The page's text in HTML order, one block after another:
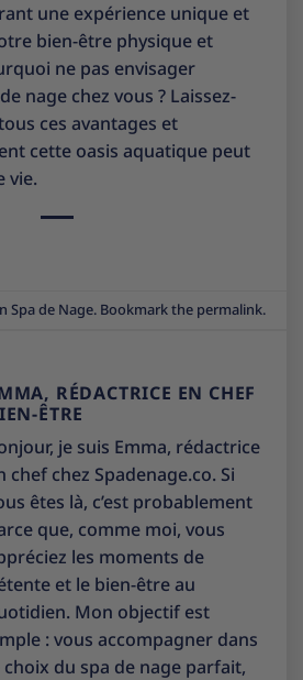
une expérience unique et
bien-être physique et
ne pas envisager
nage chez vous ? Laissez-
ces avantages et
cette oasis aquatique peut
vie.
Spa de Nage. Bookmark the permalink.
RÉDACTRICE EN CHEF
ÊTRE
je suis Emma, rédactrice
chef chez Spadenage.co. Si
êtes là, c’est probablement
que, comme moi, vous
les moments de
et le bien-être au
Mon objectif est
: vous accompagner dans
choix du spa de nage parfait,